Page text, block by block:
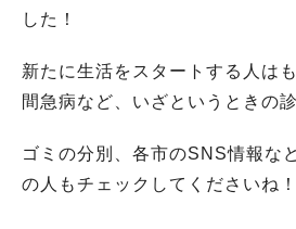
した！
新たに生活をスタートする人は
間急病など、いざというときの
ゴミの分別、各市のSNS情報な
の人もチェックしてくださいね！